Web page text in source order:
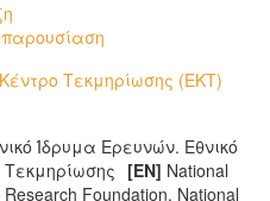
Τεκμηρίωσης (ΕΚΤ)
Ίδρυμα Ερευνών. Εθνικό
Τεκμηρίωσης [EN] National
Research Foundation. National